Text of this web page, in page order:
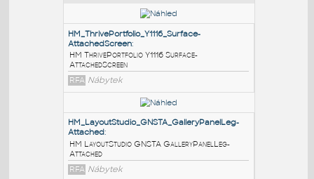
PODOBNÉ BLOKY:
HM_ThrivePortfolio_Y1116_Surface-
AttachedScreen